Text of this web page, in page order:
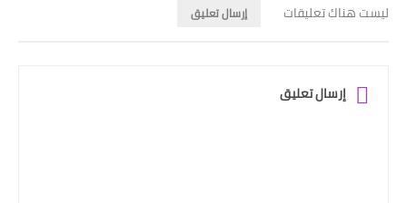
ليست هناك تعليقات إرسال تعليق
إرسال تعليق